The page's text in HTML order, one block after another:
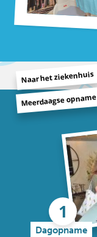
Naar het ziekenhuis
Meerdaagse opname
Dagopname